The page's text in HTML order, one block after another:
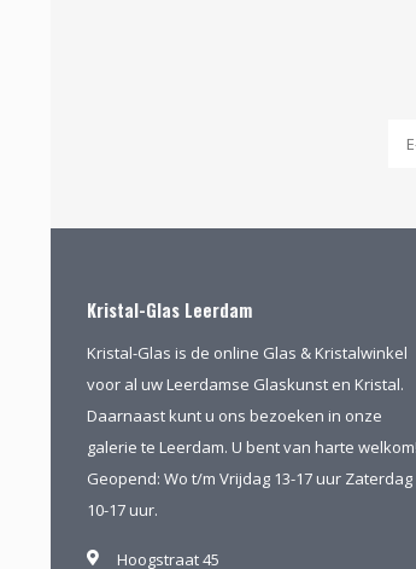
Kristal-Glas Leerdam
Kristal-Glas is de online Glas & Kristalwinkel
voor al uw Leerdamse Glaskunst en Kristal.
Daarnaast kunt u ons bezoeken in onze
galerie te Leerdam. U bent van harte welkom!
Geopend: Wo t/m Vrijdag 13-17 uur Zaterdag
10-17 uur.
Hoogstraat 45